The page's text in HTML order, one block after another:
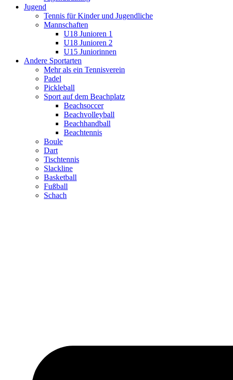
Jugend
Tennis für Kinder und Jugendliche
Mannschaften
U18 Junioren 1
U18 Junioren 2
U15 Juniorinnen
Andere Sportarten
Mehr als ein Tennisverein
Padel
Pickleball
Sport auf dem Beachplatz
Beachsoccer
Beachvolleyball
Beachhandball
Beachtennis
Boule
Dart
Tischtennis
Slackline
Basketball
Fußball
Schach